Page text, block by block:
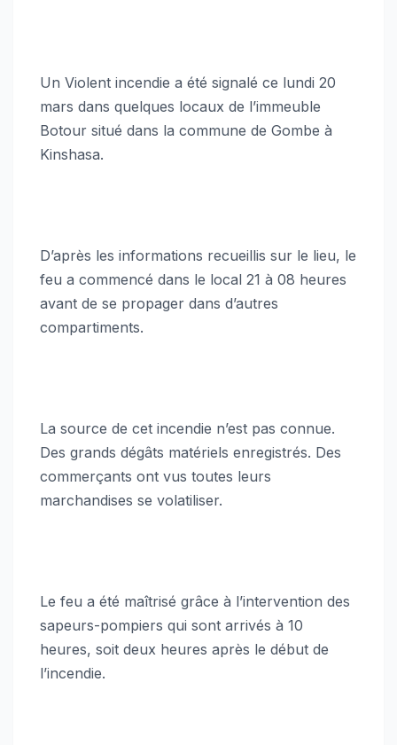
Un Violent incendie a été signalé ce lundi 20
mars dans quelques locaux de l’immeuble
Botour situé dans la commune de Gombe à
Kinshasa.
D’après les informations recueillis sur le lieu, le
feu a commencé dans le local 21 à 08 heures
avant de se propager dans d’autres
compartiments.
La source de cet incendie n’est pas connue.
Des grands dégâts matériels enregistrés. Des
commerçants ont vus toutes leurs
marchandises se volatiliser.
Le feu a été maîtrisé grâce à l’intervention des
sapeurs-pompiers qui sont arrivés à 10
heures, soit deux heures après le début de
l’incendie.